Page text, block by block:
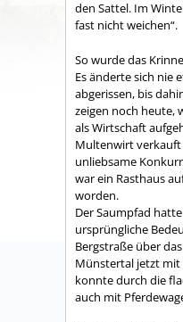
den Sattel. Im
fast nicht weichen“.
So wurde das
Es änderte sich nie
abgerissen, bis
zeigen noch heute,
als Wirtschaft
Multenwirt
unliebsame
war ein Rasthaus
worden.
Der Saumpfad
ursprüngliche
Bergstraße über
Münstertal jetzt mit
konnte durch die
auch mit